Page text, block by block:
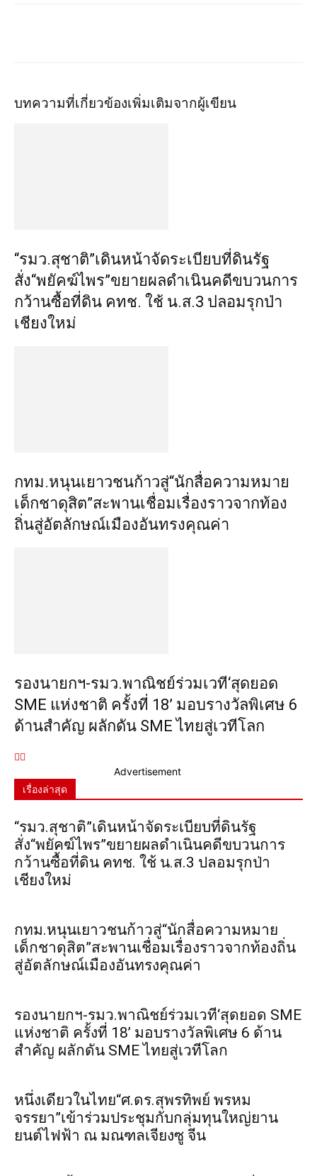
บทความที่เกี่ยวข้องเพิ่มเติมจากผู้เขียน
“รมว.สุชาติ”เดินหน้าจัดระเบียบที่ดินรัฐ
สั่ง“พยัคฆ์ไพร”ขยายผลดำเนินคดีขบวนการ
กว้านซื้อที่ดิน คทช. ใช้ น.ส.3 ปลอมรุกป่า
เชียงใหม่
กทม.หนุนเยาวชนก้าวสู่“นักสื่อความหมาย
เด็กชาดุสิต”สะพานเชื่อมเรื่องราวจากท้อง
ถิ่นสู่อัตลักษณ์เมืองอันทรงคุณค่า
รองนายกฯ-รมว.พาณิชย์ร่วมเวที‘สุดยอด
SME แห่งชาติ ครั้งที่ 18’ มอบรางวัลพิเศษ 6
ด้านสำคัญ ผลักดัน SME ไทยสู่เวทีโลก
Advertisement
เรื่องล่าสุด
“รมว.สุชาติ”เดินหน้าจัดระเบียบที่ดินรัฐ
สั่ง“พยัคฆ์ไพร”ขยายผลดำเนินคดีขบวนการ
กว้านซื้อที่ดิน คทช. ใช้ น.ส.3 ปลอมรุกป่า
เชียงใหม่
กทม.หนุนเยาวชนก้าวสู่“นักสื่อความหมาย
เด็กชาดุสิต”สะพานเชื่อมเรื่องราวจากท้องถิ่น
สู่อัตลักษณ์เมืองอันทรงคุณค่า
รองนายกฯ-รมว.พาณิชย์ร่วมเวที‘สุดยอด SME
แห่งชาติ ครั้งที่ 18’ มอบรางวัลพิเศษ 6 ด้าน
สำคัญ ผลักดัน SME ไทยสู่เวทีโลก
หนึ่งเดียวในไทย“ศ.ดร.สุพรทิพย์ พรหม
จรรยา”เข้าร่วมประชุมกับกลุ่มทุนใหญ่ยาน
ยนต์ไฟฟ้า ณ มณฑลเจียงซู จีน